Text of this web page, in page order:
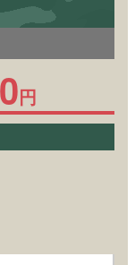
円